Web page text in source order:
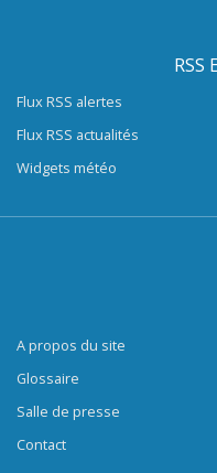
RSS
Flux RSS alertes
Flux RSS actualités
Widgets météo
A propos du site
Glossaire
Salle de presse
Contact